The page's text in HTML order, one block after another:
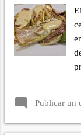
Publicar un